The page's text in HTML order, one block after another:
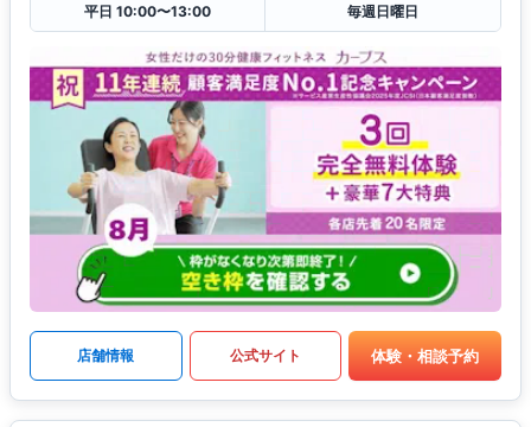
平日 10:00〜13:00
毎週日曜日
店舗情報 公式サイト 体験・相談予約